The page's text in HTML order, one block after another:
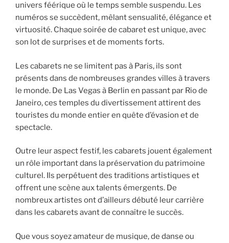
univers féérique où le temps semble suspendu. Les
numéros se succèdent, mêlant sensualité, élégance et
virtuosité. Chaque soirée de cabaret est unique, avec
son lot de surprises et de moments forts.
Les cabarets ne se limitent pas à Paris, ils sont
présents dans de nombreuses grandes villes à travers
le monde. De Las Vegas à Berlin en passant par Rio de
Janeiro, ces temples du divertissement attirent des
touristes du monde entier en quête d’évasion et de
spectacle.
Outre leur aspect festif, les cabarets jouent également
un rôle important dans la préservation du patrimoine
culturel. Ils perpétuent des traditions artistiques et
offrent une scène aux talents émergents. De
nombreux artistes ont d’ailleurs débuté leur carrière
dans les cabarets avant de connaître le succès.
Que vous soyez amateur de musique, de danse ou